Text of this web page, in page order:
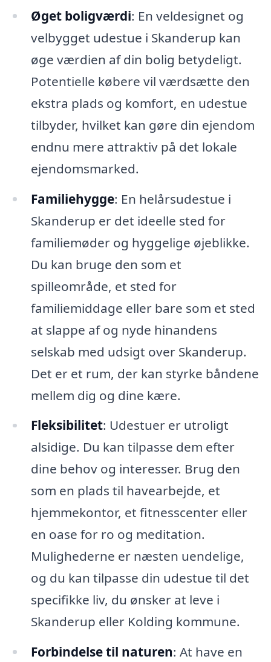
Øget boligværdi: En veldesignet og
velbygget udestue i Skanderup kan
øge værdien af din bolig betydeligt.
Potentielle købere vil værdsætte den
ekstra plads og komfort, en udestue
tilbyder, hvilket kan gøre din ejendom
endnu mere attraktiv på det lokale
ejendomsmarked.
Familiehygge: En helårsudestue i
Skanderup er det ideelle sted for
familiemøder og hyggelige øjeblikke.
Du kan bruge den som et
spilleområde, et sted for
familiemiddage eller bare som et sted
at slappe af og nyde hinandens
selskab med udsigt over Skanderup.
Det er et rum, der kan styrke båndene
mellem dig og dine kære.
Fleksibilitet: Udestuer er utroligt
alsidige. Du kan tilpasse dem efter
dine behov og interesser. Brug den
som en plads til havearbejde, et
hjemmekontor, et fitnesscenter eller
en oase for ro og meditation.
Mulighederne er næsten uendelige,
og du kan tilpasse din udestue til det
specifikke liv, du ønsker at leve i
Skanderup eller Kolding kommune.
Forbindelse til naturen: At have en